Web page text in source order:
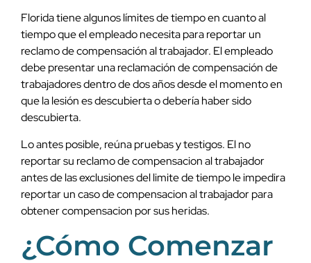
Florida tiene algunos límites de tiempo en cuanto al
tiempo que el empleado necesita para reportar un
reclamo de compensación al trabajador. El empleado
debe presentar una reclamación de compensación de
trabajadores dentro de dos años desde el momento en
que la lesión es descubierta o debería haber sido
descubierta.
Lo antes posible, reúna pruebas y testigos. El no
reportar su reclamo de compensacion al trabajador
antes de las exclusiones del limite de tiempo le impedira
reportar un caso de compensacion al trabajador para
obtener compensacion por sus heridas.
¿Cómo Comenzar